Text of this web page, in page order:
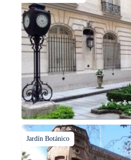
Jardín Botánico